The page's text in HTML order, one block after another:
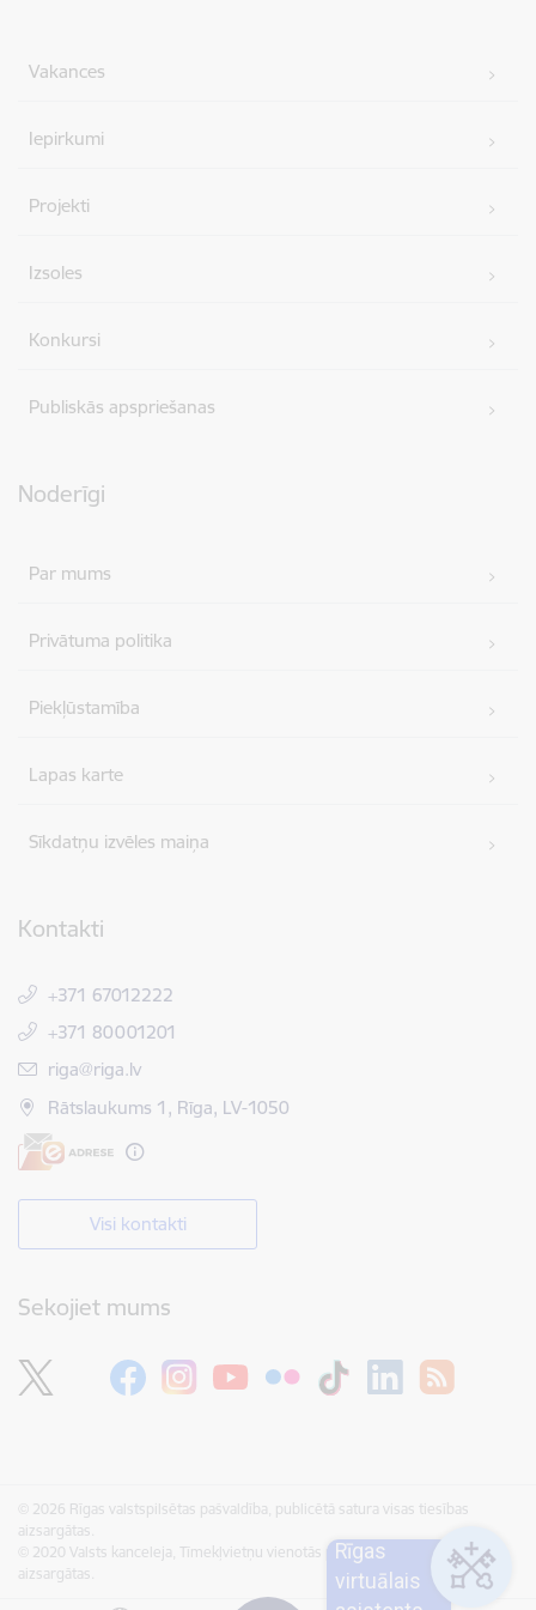
Vakances
Iepirkumi
Projekti
Izsoles
Konkursi
Publiskās apspriešanas
Noderīgi
Par mums
Privātuma politika
Piekļūstamība
Lapas karte
Sīkdatņu izvēles maiņa
Kontakti
+371 67012222
+371 80001201
E-pasts:
riga@riga.lv
Rātslaukums 1, Rīga, LV-1050
Visi kontakti
Sekojiet mums
© 2026 Rīgas valstspilsētas pašvaldība, publicētā satura visas tiesības
aizsargātas.
© 2020 Valsts kanceleja, Tīmekļvietņu vienotās platformas visas tiesības
aizsargātas.
Rīgas
virtuālais